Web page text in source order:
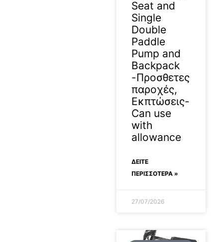
Seat and
Single
Double
Paddle
Pump and
Backpack
-Προσθετες
παροχές,
Εκπτώσεις-
Can use
with
allowance
ΔΕΊΤΕ
ΠΕΡΙΣΣΟΤΕΡΑ »
27/07/2026